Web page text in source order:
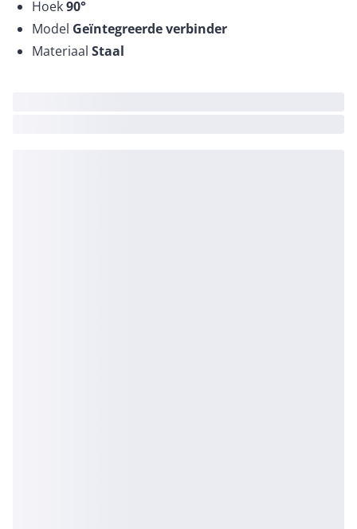
Hoek90°
Model Geïntegreerde verbinder
Materiaal Staal